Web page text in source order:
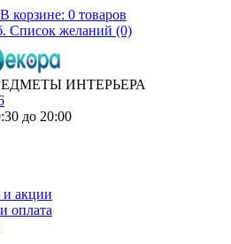
В корзине: 0 товаров
Список желаний (0)
ИНТЕРЬЕРА
до 20:00
акции
оплата